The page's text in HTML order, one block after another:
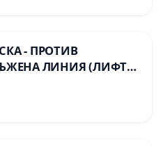
- ПРОТИВ
ЛИНИЯ (ЛИФТ)
НА